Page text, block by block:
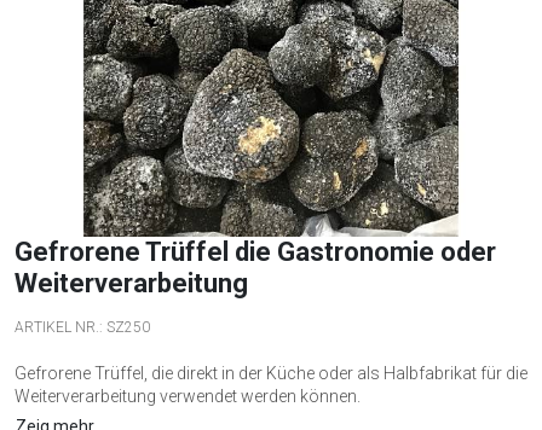
Gefrorene Trüffel die Gastronomie oder
Weiterverarbeitung
ARTIKEL NR.: SZ250
Gefrorene Trüffel, die direkt in der Küche oder als Halbfabrikat für die
Weiterverarbeitung verwendet werden können.